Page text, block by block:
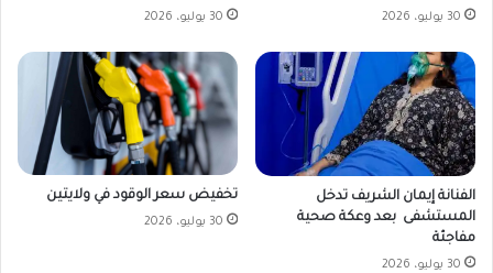
30 يوليو، 2026 30 يوليو، 2026
الفنانة إيمان الشريف تدخل
المستشفى بعد وعكة صحية
مفاجئة
30 يوليو، 2026
تخفيض سعر الوقود في ولايتين
30 يوليو، 2026